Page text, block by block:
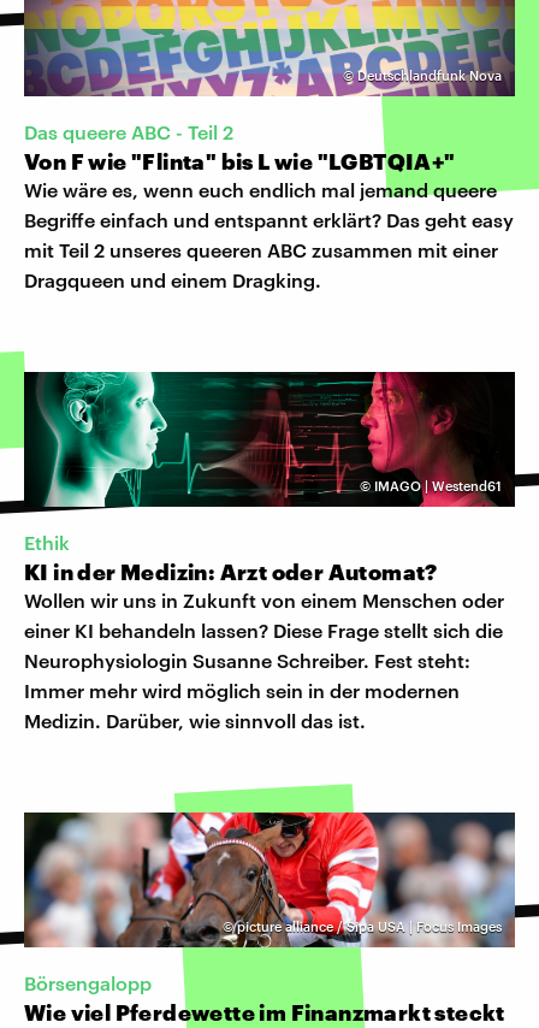
©Deutschlandfunk Nova
Das queere ABC - Teil 2
Von F wie "Flinta" bis L wie "LGBTQIA+"
Wie wäre es, wenn euch endlich mal jemand queere
Begriffe einfach und entspannt erklärt? Das geht easy
mit Teil 2 unseres queeren ABC zusammen mit einer
Dragqueen und einem Dragking.
© IMAGO | Westend61
Ethik
KI in der Medizin: Arzt oder Automat?
Wollen wir uns in Zukunft von einem Menschen oder
einer KI behandeln lassen? Diese Frage stellt sich die
Neurophysiologin Susanne Schreiber. Fest steht:
Immer mehr wird möglich sein in der modernen
Medizin. Darüber, wie sinnvoll das ist.
©picture alliance / Sipa USA | Focus Images
Börsengalopp
Wie viel Pferdewette im Finanzmarkt steckt